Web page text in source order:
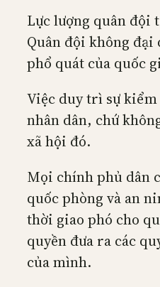
Lực lượng quân đội
Quân đội không
phổ quát của quốc
Việc duy trì sự kiểm
nhân dân, chứ
xã hội đó.
Mọi chính phủ dân
quốc phòng và an
thời giao phó cho
quyền đưa ra các
của mình.